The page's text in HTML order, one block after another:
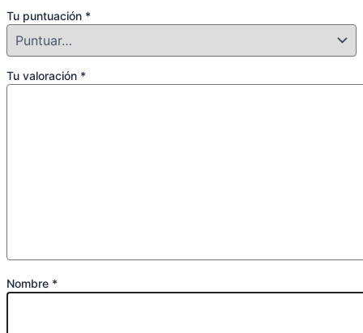
Tu puntuación *
Tu valoración *
Nombre *